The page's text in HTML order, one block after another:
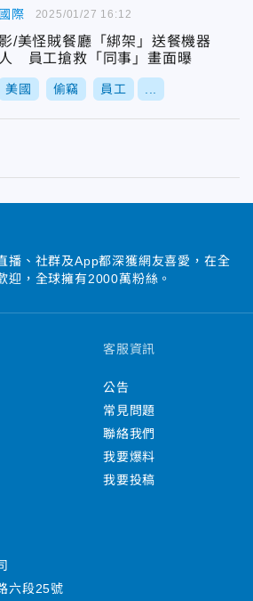
國際
影/美怪賊餐廳「綁架」送餐機器
人 員工搶救「同事」畫面曝
美國 偷竊 員工
2025/01/27 16:12
播、社群及App都深獲網友喜愛，在全
迎，全球擁有2000萬粉絲。
客服資訊
公告
常見問題
聯絡我們
我要爆料
我要投稿
六段25號